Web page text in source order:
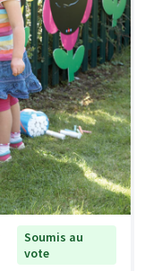
Soumis au
vote